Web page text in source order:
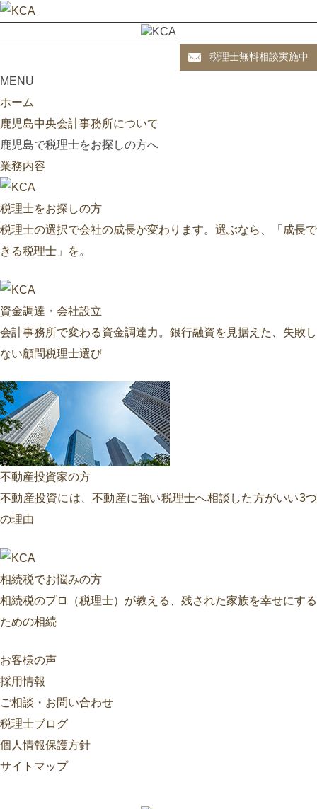
税理士無料相談実施中
MENU
ホーム
鹿児島中央会計事務所について
鹿児島で税理士をお探しの方へ
業務内容
税理士をお探しの方
税理士の選択で会社の成長が変わります。選ぶなら、「成長で
きる税理士」を。
資金調達・会社設立
会計事務所で変わる資金調達力。銀行融資を見据えた、失敗し
ない顧問税理士選び
不動産投資家の方
不動産投資には、不動産に強い税理士へ相談した方がいい3つ
の理由
相続税でお悩みの方
相続税のプロ（税理士）が教える、残された家族を幸せにする
ための相続
お客様の声
採用情報
ご相談・お問い合わせ
税理士ブログ
個人情報保護方針
サイトマップ